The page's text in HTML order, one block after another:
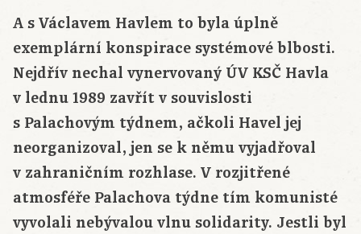
A s Václavem Havlem to byla úplně
exemplární konspirace systémové blbosti.
Nejdřív nechal vynervovaný ÚV KSČ Havla
v lednu 1989 zavřít v souvislosti
s Palachovým týdnem, ačkoli Havel jej
neorganizoval, jen se k němu vyjadřoval
v zahraničním rozhlase. V rozjitřené
atmosféře Palachova týdne tím komunisté
vyvolali nebývalou vlnu solidarity. Jestli byl